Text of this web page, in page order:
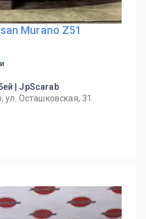
Murano Z51
| JpScarab
ул. Осташковская, 31